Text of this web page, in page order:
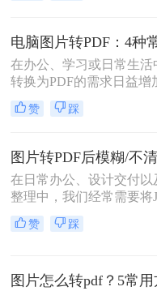
在办公、学习或日常生活
转换为PDF的需求日益增
式因其跨平台兼容性、可
全性，成为文档分享和存
作系统自带工具、专业软
务，帮助您高效完成图片
换。
赞 踩
在日常办公、设计交付以
整理中，我们经常需要将
等格式的图片合并转换为
然而，许多用户都遇到过
变得模糊、边缘出现锯齿
赞 踩